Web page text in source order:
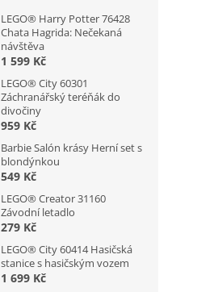
LEGO® Harry Potter 76428
Chata Hagrida: Nečekaná
návštěva
1 599 Kč
LEGO® City 60301
Záchranářský teréňák do
divočiny
959 Kč
Barbie Salón krásy Herní set s
blondýnkou
549 Kč
LEGO® Creator 31160
Závodní letadlo
279 Kč
LEGO® City 60414 Hasičská
stanice s hasičským vozem
1 699 Kč